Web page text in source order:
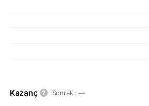
Kazanç Sonraki: —